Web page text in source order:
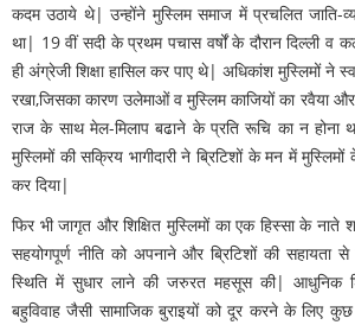
कदम उठाये थे| उन्होंने मुस्लिम समाज में प्रचलित जाति-
था| 19 वीं सदी के प्रथम पचास वर्षों के दौरान दिल्ली व
ही अंग्रेजी शिक्षा हासिल कर पाए थे| अधिकांश मुस्लिमों ने
रखा,जिसका कारण उलेमाओं व मुस्लिम काजियों का रवैया और
राज के साथ मेल-मिलाप बढाने के प्रति रूचि का न
मुस्लिमों की सक्रिय भागीदारी ने ब्रिटिशों के मन में
कर दिया|
फिर भी जागृत और शिक्षित मुस्लिमों का एक हिस्सा के नाते
सहयोगपूर्ण नीति को अपनाने और ब्रिटिशों की सहायता
स्थिति में सुधार लाने की जरुरत महसूस की| आधुनिक
बहुविवाह जैसी सामाजिक बुराइयों को दूर करने के लिए